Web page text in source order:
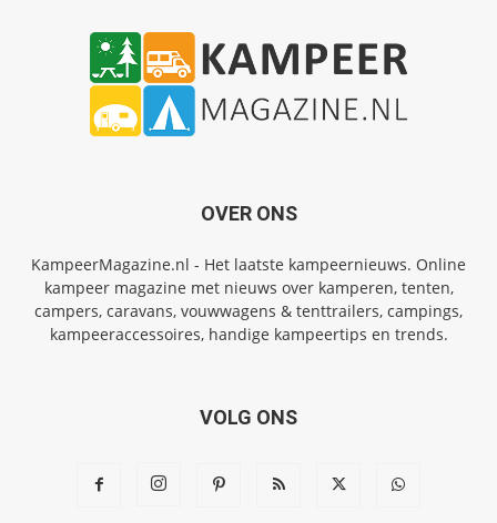
OVER ONS
KampeerMagazine.nl - Het laatste kampeernieuws. Online
kampeer magazine met nieuws over kamperen, tenten,
campers, caravans, vouwwagens & tenttrailers, campings,
kampeeraccessoires, handige kampeertips en trends.
VOLG ONS